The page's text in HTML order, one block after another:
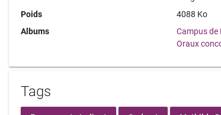
Poids
4088 Ko
Albums
Campus de
Oraux
Tags